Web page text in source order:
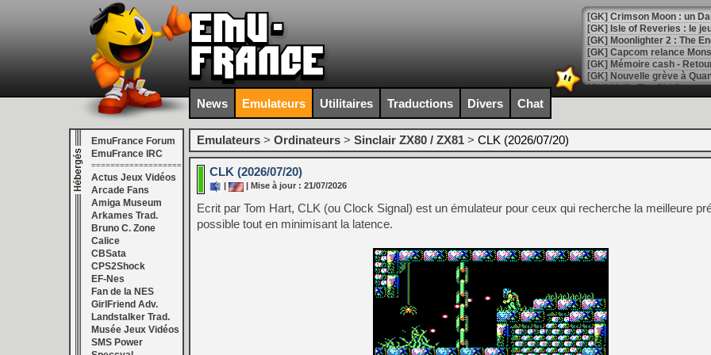
[GK] Crimson Moon : un
[GK] Isle of Reveries : le
[GK] Moonlighter 2 : The
[GK] Capcom relance
[Mo5] Deux inédits du
[GK] Le beat'em up The
[GK] Endless Legend 2 :
[LS] [PS5] Le WebKit
[GK] Oubliez Crazy Taxi,
[LS] [Switch] NSZ 5.0.0
[GK] No More Room in
[GK] Un chatbot Atelier
[GK] Mémoire cash -
[GK] Nvidia : le prix des
News Emulateurs Utilitaires Traductions Divers Chat
EmuFrance Forum
EmuFrance IRC
===================
Actus Jeux Vidéos
Arcade Fans
Amiga Museum
Arkames Trad.
Bruno C. Zone
Calice
CBSata
CPS2Shock
EF-Nes
Fan de la NES
GirlFriend Adv.
Landstalker Trad.
Musée Jeux Vidéos
SMS Power
Emulateurs > Ordinateurs > Sinclair ZX80 / ZX81 > CLK (2026/07/20)
CLK (2026/07/20)
| Mise à jour : 21/07/2026
Ecrit par Tom Hart, CLK (ou Clock Signal) est un émulateur pour ceux qui recherche la meilleure
possible tout en minimisant la latence.